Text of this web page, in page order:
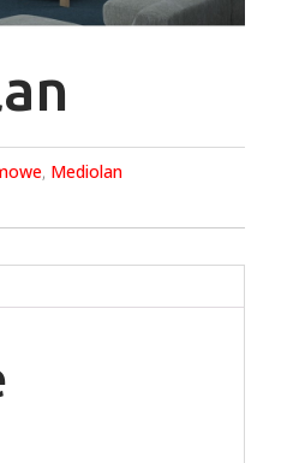
, Mediolan